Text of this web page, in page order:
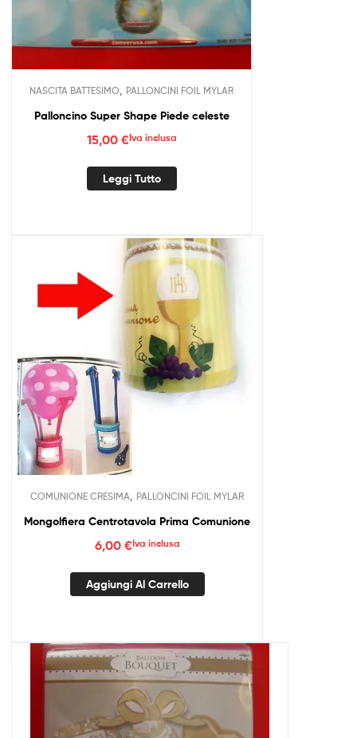
NASCITA BATTESIMO PALLONCINI FOIL MYLAR
Palloncino Super Shape Piede celeste
15,00 €Iva inclusa
Leggi Tutto
COMUNIONE CRESIMA PALLONCINI FOIL MYLAR
Mongolfiera Centrotavola Prima Comunione
6,00 €Iva inclusa
Aggiungi Al Carrello